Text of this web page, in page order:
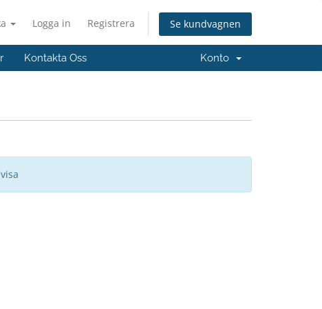
Logga in Registrera Se kundvagnen
Kontakta Oss Konto